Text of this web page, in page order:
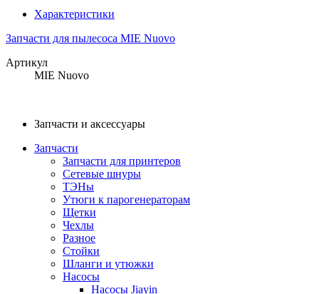
Характеристики
Запчасти для пылесоса MIE Nuovo
Артикул
MIE Nuovo
Запчасти и аксессуары
Запчасти
Запчасти для принтеров
Сетевые шнуры
ТЭНы
Утюги к парогенераторам
Щетки
Чехлы
Разное
Стойки
Шланги и утюжки
Насосы
Насосы Jiayin